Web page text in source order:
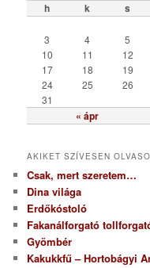
r
h k s
« ápr
3
4 5
10
11 12
17
18 19
24
25 26
31
AKIKET SZÍVESEN
Csak, mert szeretem…
Dina világa
Erdőkóstoló
Fakanálforgató
Gyömbér
Kakukkfű – Hortobágyi